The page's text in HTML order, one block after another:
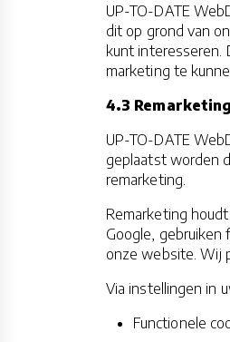
UP-TO-DATE
dit op grond van
kunt interesseren.
marketing te
4.3 Remarketing
UP-TO-DATE
geplaatst worden
remarketing.
Remarketing
Google,
onze website. Wij
Via instellingen in
Functionele